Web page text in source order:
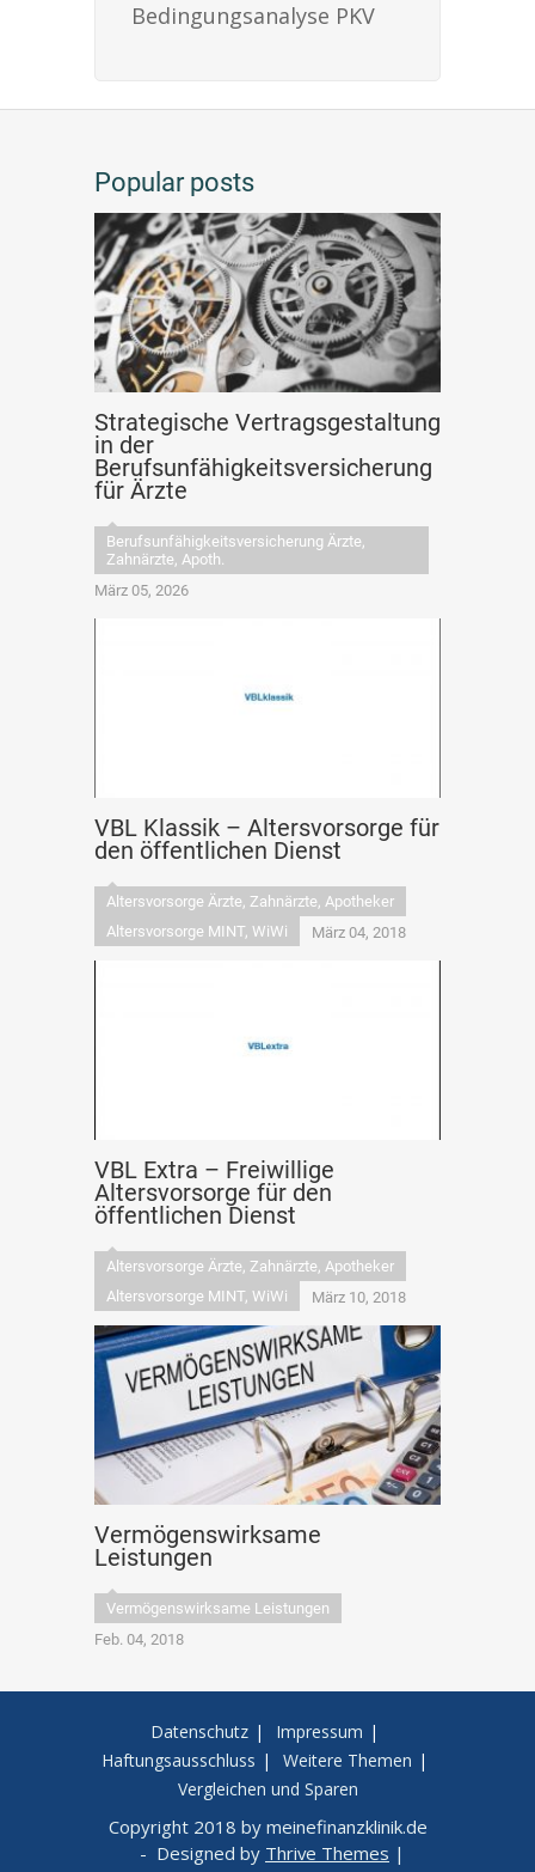
Bedingungsanalyse PKV
Popular posts
Strategische Vertragsgestaltung
in der
Berufsunfähigkeitsversicherung
für Ärzte
Berufsunfähigkeitsversicherung Ärzte,
Zahnärzte, Apoth.
März 05, 2026
VBL Klassik – Altersvorsorge für
den öffentlichen Dienst
Altersvorsorge Ärzte, Zahnärzte, Apotheker
Altersvorsorge MINT, WiWi
März 04, 2018
VBL Extra – Freiwillige
Altersvorsorge für den
öffentlichen Dienst
Altersvorsorge Ärzte, Zahnärzte, Apotheker
Altersvorsorge MINT, WiWi
März 10, 2018
Vermögenswirksame
Leistungen
Vermögenswirksame Leistungen
Feb. 04, 2018
Datenschutz
Impressum
Haftungsausschluss
Weitere Themen
Vergleichen und Sparen
Copyright 2018 by meinefinanzklinik.de
- Designed by Thrive Themes |